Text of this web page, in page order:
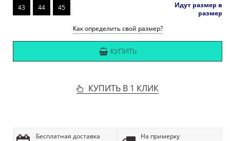
43 44 45
Идут размер в
размер
Как определить свой размер?
КУПИТЬ
КУПИТЬ В 1 КЛИК
Бесплатная доставка
На примерку